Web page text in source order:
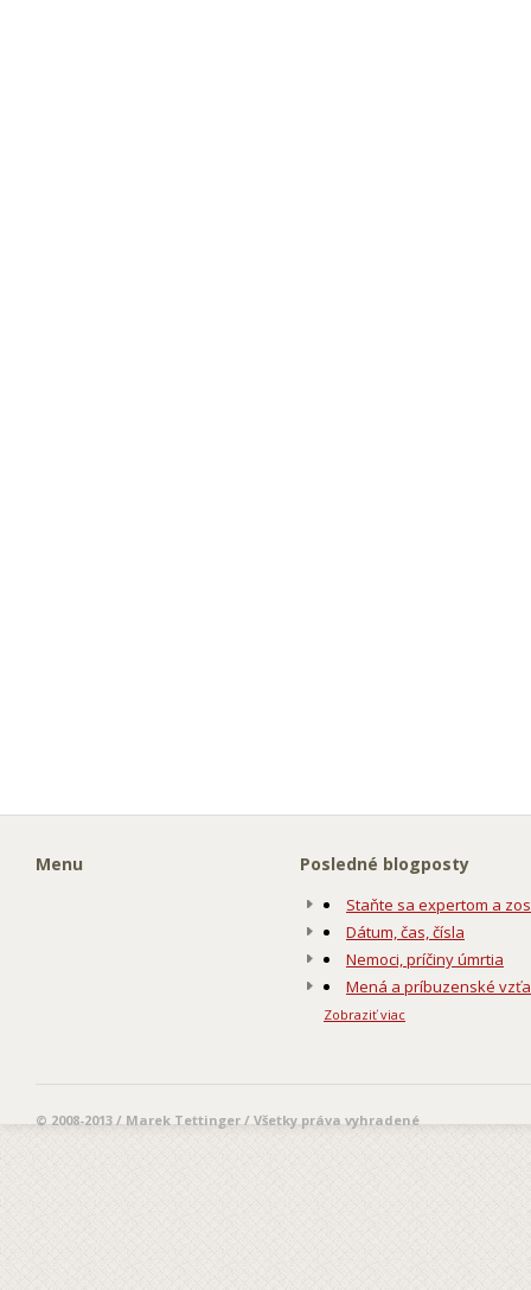
Menu Posledné blogposty
Staňte sa expertom a
Dátum, čas, čísla
Nemoci, príčiny úmrtia
Mená a príbuzenské
Zobraziť viac
© 2008-2013 / Marek Tettinger / Všetky práva vyhradené